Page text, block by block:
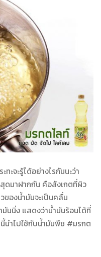
ะจะรู้ได้อย่างไรกันนะว่า
ดมาฝากกัน คือสังเกตที่ผิว
ของน้ำมันจะเป็นคลื่น
มันนิ่ง แสดงว่าน้ำมันร้อนได้ที่
นำไปใช้กับน้ำมันพืช #มรกต